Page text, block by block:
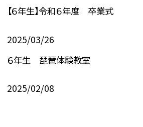
【６年生】令和６年度 卒業式
2025/03/26
６年生 琵琶体験教室
2025/02/08